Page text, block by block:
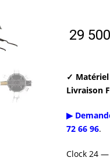
29
✓
Livraison
▶
72 66 96.
Clock 24